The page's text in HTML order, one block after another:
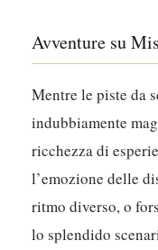
Avventure su
Mentre le piste da
indubbiamente
ricchezza di
l’emozione delle
ritmo diverso, o
lo splendido